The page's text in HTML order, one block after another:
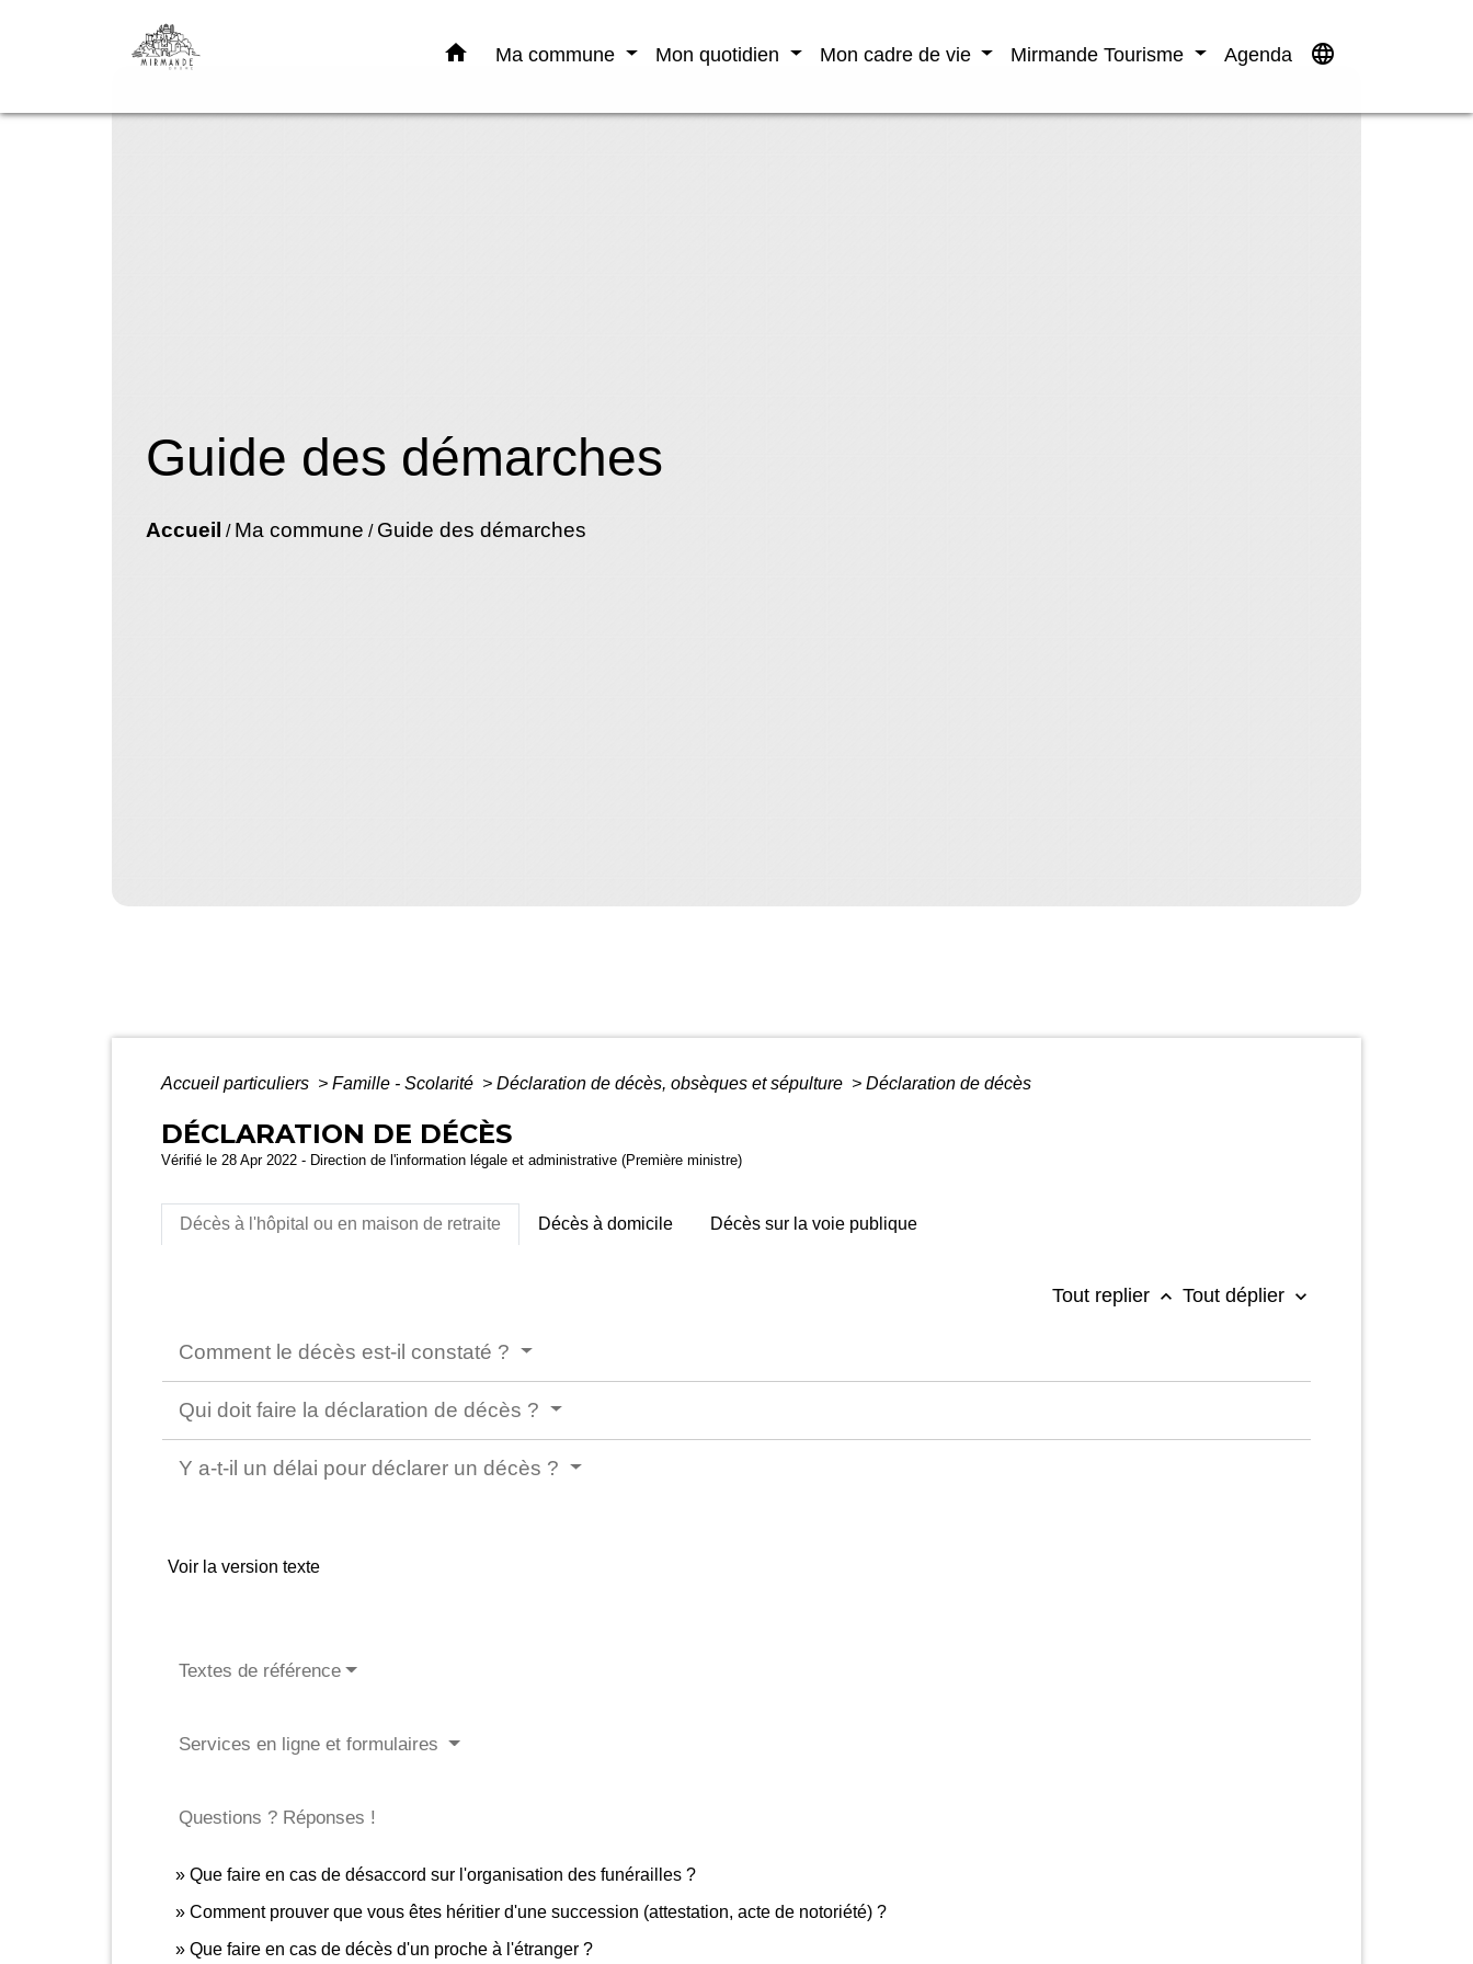
home Ma commune Mon quotidien Mon cadre de vie Mirmande Tourisme Agenda language
Guide des démarches
Accueil / Ma commune / Guide des démarches
Accueil particuliers > Famille - Scolarité > Déclaration de décès, obsèques et sépulture > Déclaration de décès
DÉCLARATION DE DÉCÈS
Vérifié le 28 Apr 2022 - Direction de l'information légale et administrative (Première ministre)
Décès à l'hôpital ou en maison de retraite Décès à domicile Décès sur la voie publique
Tout replier keyboard_arrow_up Tout déplier keyboard_arrow_down
Comment le décès est-il constaté ?
Qui doit faire la déclaration de décès ?
Y a-t-il un délai pour déclarer un décès ?
Voir la version texte
Textes de référence
Services en ligne et formulaires
Questions ? Réponses !
Que faire en cas de désaccord sur l'organisation des funérailles ?
Comment prouver que vous êtes héritier d'une succession (attestation, acte de notoriété) ?
Que faire en cas de décès d'un proche à l'étranger ?